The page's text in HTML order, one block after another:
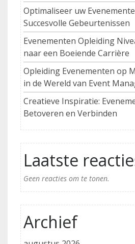
Optimaliseer uw
Succesvolle Gebeurtenissen
Evenementen Opleiding
naar een Boeiende Carrière
Opleiding Evenementen op
in de Wereld van Event
Creatieve Inspiratie:
Betoveren en Verbinden
Laatste
Geen reacties om te tonen.
Archief